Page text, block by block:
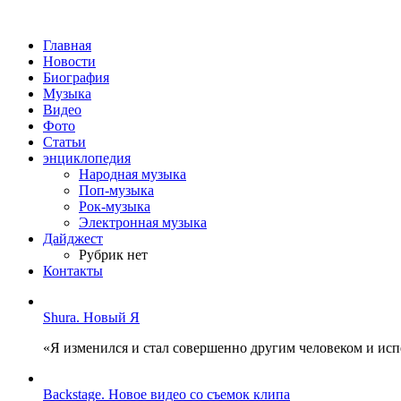
Главная
Новости
Биография
Музыка
Видео
Фото
Статьи
энциклопедия
Народная музыка
Поп-музыка
Рок-музыка
Электронная музыка
Дайджест
Рубрик нет
Контакты
Shura. Новый Я
«Я изменился и стал совершенно другим человеком и
Backstage. Новое видео со съемок клипа